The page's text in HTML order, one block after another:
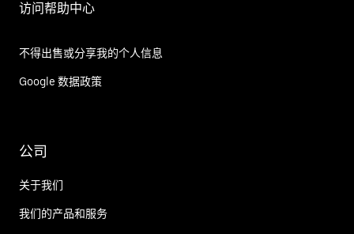
访问帮助中心
不得出售或分享我的个人信息
Google 数据政策
公司
关于我们
我们的产品和服务